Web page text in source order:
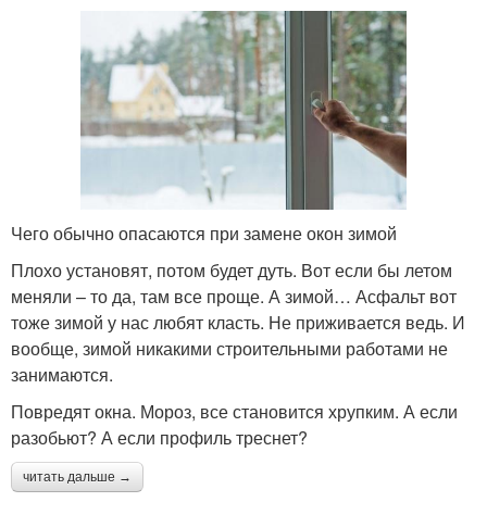
Чего обычно опасаются при замене окон зимой
Плохо установят, потом будет дуть. Вот если бы летом
меняли – то да, там все проще. А зимой… Асфальт вот
тоже зимой у нас любят класть. Не приживается ведь. И
вообще, зимой никакими строительными работами не
занимаются.
Повредят окна. Мороз, все становится хрупким. А если
разобьют? А если профиль треснет?
читать дальше →